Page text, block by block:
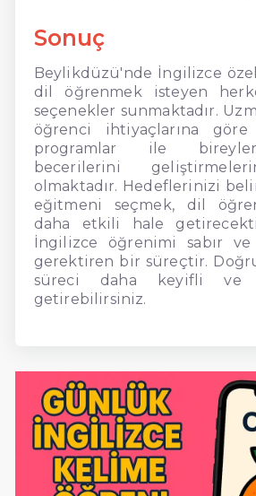
Sonuç
Beylikdüzü'nde İngilizce
dil öğrenmek isteyen
seçenekler sunmaktadır.
öğrenci ihtiyaçlarına göre
programlar ile
becerilerini
olmaktadır. Hedeflerinizi
eğitmeni seçmek, dil
daha etkili hale
İngilizce öğrenimi sabır
gerektiren bir süreçtir.
süreci daha keyifli ve
getirebilirsiniz.